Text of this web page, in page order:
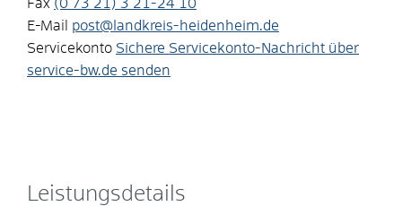
Fax (0 73 21) 3 21-24 10
E-Mail
post@landkreis-heidenheim.de
Servicekonto Sichere Servicekonto-Nachricht über
service-bw.de senden
Leistungsdetails